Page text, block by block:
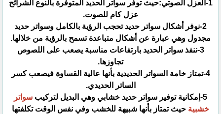
‏1-العزل الصوتي:حيث توفر سواتر الحديد المتوفرة بالنوع الشرائح
عزل كام للصوت.‏
‏2-نوفر أشكال سواتر حديد تحجب الرؤية بالكامل وسواتر حديد
مجدول وهي عبارة عن أشكال متباعدة تسمح بالرؤية من ‏خلالها.‏
‏3-ننفذ سواتر الحديد بارتفاعات مناسبة يصعب على اللصوص
تجاوزها.‏
‏4-تمتاز خامة السواتر الحديدية بأنها عالية القساوة فيصعب كسر
الساتر الحديدي‏.
5-إمكانية توفير سواتر حديد خشابي وهي البديل لتركيب
سواتر
خشبية حيث تمتاز بأنها شبيهة للخشب وفي نفس الوقت تكلفتها